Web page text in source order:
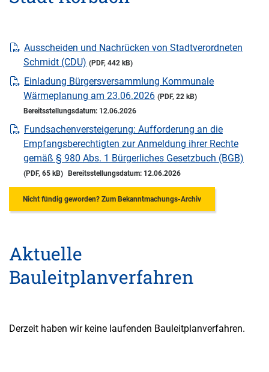
Ausscheiden und Nachrücken von Stadtverordneten
Schmidt (CDU) (PDF, 442 kB)
Einladung Bürgersversammlung Kommunale
Wärmeplanung am 23.06.2026 (PDF, 22 kB)
Bereitsstellungsdatum: 12.06.2026
Fundsachenversteigerung: Aufforderung an die
Empfangsberechtigten zur Anmeldung ihrer Rechte
gemäß § 980 Abs. 1 Bürgerliches Gesetzbuch (BGB)
(PDF, 65 kB) Bereitsstellungsdatum: 12.06.2026
Nicht fündig geworden? Zum Bekanntmachungs-Archiv
Aktuelle
Bauleitplanverfahren
Derzeit haben wir keine laufenden Bauleitplanverfahren.